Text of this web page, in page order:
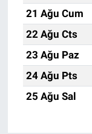
21 Ağu Cum
22 Ağu Cts
23 Ağu Paz
24 Ağu Pts
25 Ağu Sal